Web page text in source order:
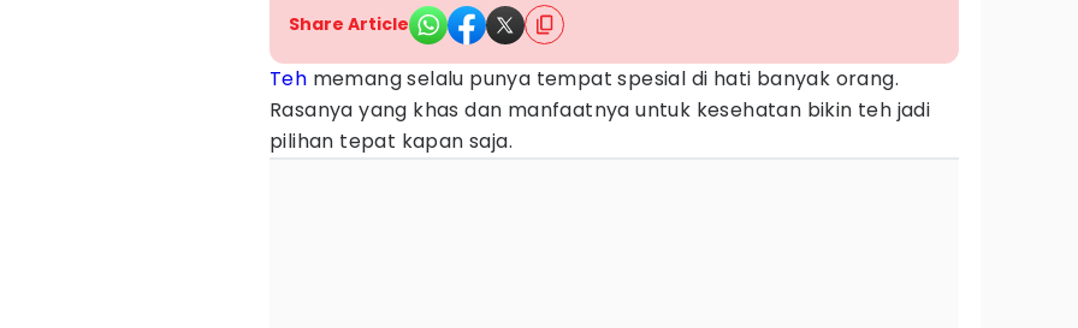
Share Article
Teh memang selalu punya tempat spesial di hati banyak orang.
Rasanya yang khas dan manfaatnya untuk kesehatan bikin teh jadi
pilihan tepat kapan saja.